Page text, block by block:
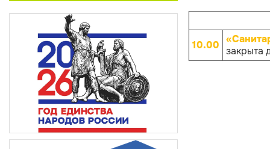
10.00 закрыта